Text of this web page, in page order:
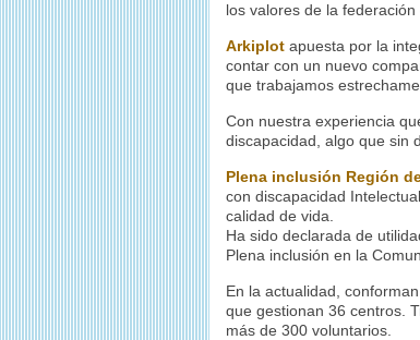
los valores de la
Arkiplot apuesta por la
contar con un nuevo
que trabajamos
Con nuestra experiencia
discapacidad, algo que sin
Plena inclusión Región
con discapacidad
calidad de vida.
Ha sido declarada de
Plena inclusión en la
En la actualidad,
que gestionan 36 centros.
más de 300 voluntarios.